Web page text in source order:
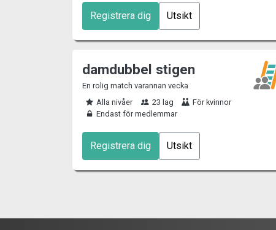
Registrera dig Utsikt
damdubbel stigen
En rolig match varannan vecka
Alla nivåer
23 lag
För kvinnor
Endast för medlemmar
Registrera dig Utsikt